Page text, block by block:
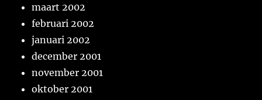
maart 2002
februari 2002
januari 2002
december 2001
november 2001
oktober 2001